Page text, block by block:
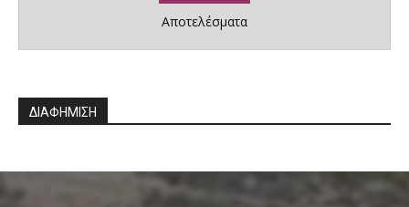
Αποτελέσματα
ΔΙΑΦΗΜΙΣΗ